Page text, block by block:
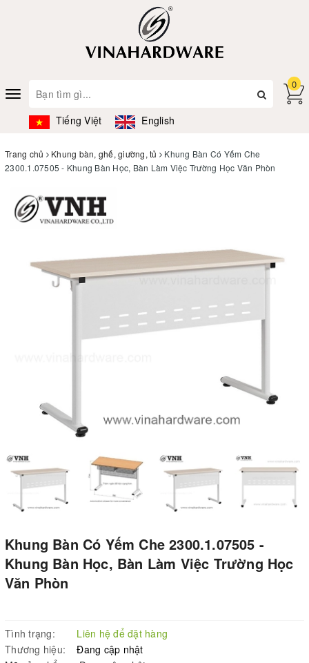
Toggle
navigation
Tiếng Việt English
0
Trang chủ Khung bàn, ghế, giường, tủ
Khung Bàn Có Yếm Che
2300.1.07505 - Khung Bàn Học, Bàn Làm Việc Trường Học Văn Phòn
Khung Bàn Có Yếm Che 2300.1.07505 -
Khung Bàn Học, Bàn Làm Việc Trường Học
Văn Phòn
Tình trạng:
Liên hệ để đặt hàng
Thương hiệu:
Đang cập nhật